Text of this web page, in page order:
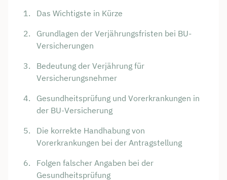
Das Wichtigste in Kürze
Grundlagen der Verjährungsfristen bei BU-
Versicherungen
Bedeutung der Verjährung für
Versicherungsnehmer
Gesundheitsprüfung und Vorerkrankungen in
der BU-Versicherung
Die korrekte Handhabung von
Vorerkrankungen bei der Antragstellung
Folgen falscher Angaben bei der
Gesundheitsprüfung